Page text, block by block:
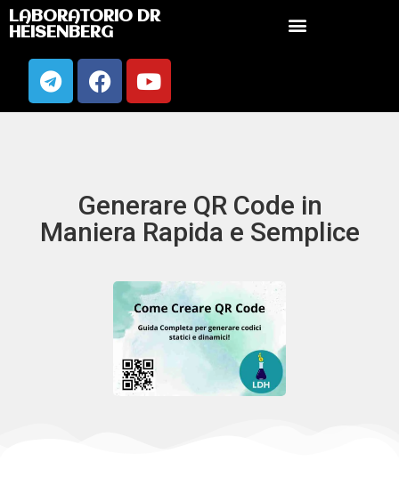
LABORATORIO DR
HEISENBERG
Generare QR Code in
Maniera Rapida e Semplice